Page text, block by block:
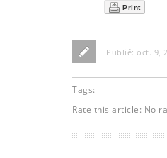
Print
Publié: oct. 9,
Tags:
Rate this article: No